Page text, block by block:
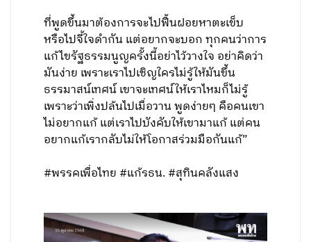
ที่พูดขึ้นมาต้องการจะไปฟื้นฝอยหาตะเข็บ
หรือไปจี้ใจดำกัน แต่อยากจะบอก ทุกคนว่าการ
แก้ไขรัฐธรรมนูญครั้งนี้อย่าไว้วางใจ อย่าคิดว่า
มันง่าย เพราะเราไปเชิญใครไม่รู้ให้มันขึ้น
ธรรมาสน์เทศน์ เขาจะเทศน์ให้เราไหมก็ไม่รู้
เพราะว่าเพิ่งปล้นไปเมื่อวาน พูดง่ายๆ คือคนเขา
ไม่อยากแก้ แต่เราไปบังคับให้เขามาแก้ แต่คน
อยากแก้เรากลับไม่ให้โอกาสร่วมมือกันแก้”
#พรรคเพื่อไทย #แก้รธน. #สุทินคลังแสง